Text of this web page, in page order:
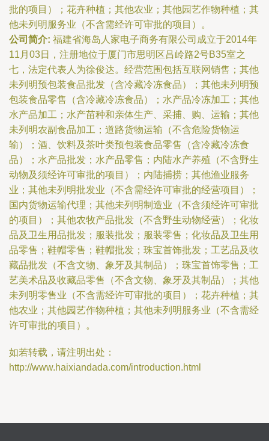
批的项目）；花卉种植；其他农业；其他园艺作物种植；其
他未列明服务业（不含需经许可审批的项目）。
公司简介: 福建省海岛人家电子商务有限公司成立于2014年
11月03日，注册地位于厦门市思明区吕岭路2号B35室之
七，法定代表人为徐俊达。经营范围包括互联网销售；其他
未列明预包装食品批发（含冷藏冷冻食品）；其他未列明预
包装食品零售（含冷藏冷冻食品）；水产品冷冻加工；其他
水产品加工；水产苗种和亲体生产、采捕、购、运输；其他
未列明农副食品加工；道路货物运输（不含危险货物运
输）；酒、饮料及茶叶类预包装食品零售（含冷藏冷冻食
品）；水产品批发；水产品零售；内陆水产养殖（不含野生
动物及须经许可审批的项目）；内陆捕捞；其他渔业服务
业；其他未列明批发业（不含需经许可审批的经营项目）；
国内货物运输代理；其他未列明制造业（不含须经许可审批
的项目）；其他农牧产品批发（不含野生动物经营）；化妆
品及卫生用品批发；服装批发；服装零售；化妆品及卫生用
品零售；鞋帽零售；鞋帽批发；珠宝首饰批发；工艺品及收
藏品批发（不含文物、象牙及其制品）；珠宝首饰零售；工
艺美术品及收藏品零售（不含文物、象牙及其制品）；其他
未列明零售业（不含需经许可审批的项目）；花卉种植；其
他农业；其他园艺作物种植；其他未列明服务业（不含需经
许可审批的项目）。
如若转载，请注明出处：
http://www.haixiandada.com/introduction.html